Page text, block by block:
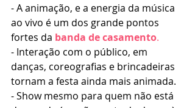
- A animação, e a energia da música
ao vivo é um dos grande pontos
fortes da banda de casamento.
- Interação com o público, em
danças, coreografias e brincadeiras
tornam a festa ainda mais animada.
- Show mesmo para quem não está